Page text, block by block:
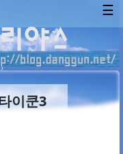
☰
이쿤3